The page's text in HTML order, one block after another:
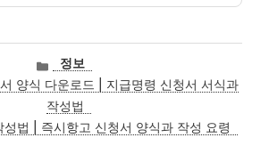
카
테
고
리
정보
양식 다운로드 | 지급명령 신청서 서식과
작성법
성법 | 즉시항고 신청서 양식과 작성 요령